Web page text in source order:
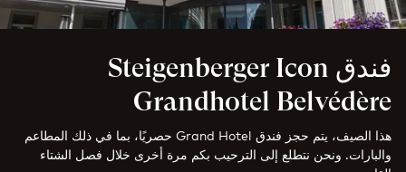
فندق Steigenberger Icon
Grandhotel Belvédère
هذا الصيف، يتم حجز فندق Grand Hotel حصريًا، بما في ذلك المطاعم
والبارات. ونحن نتطلع إلى الترحيب بكم مرة أخرى خلال فصل الشتاء